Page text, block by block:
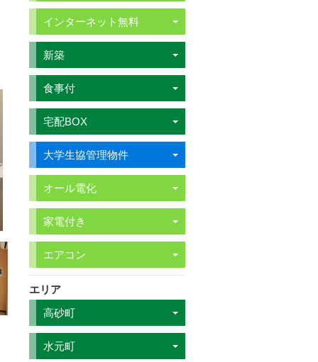
インターネット無料
新築
食事付
宅配BOX
大学生協管理物件
オール電化
家電付き
エアコン
エリア
高砂町
水元町